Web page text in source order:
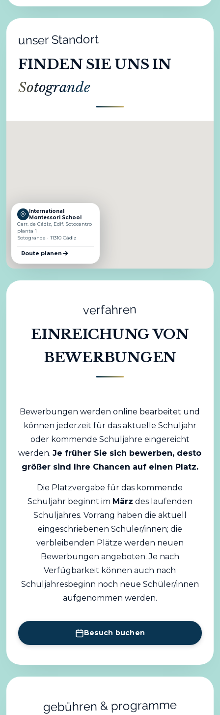
unser Standort
FINDEN SIE UNS IN
Sotogrande
International
Montessori School
Carr. de Cádiz, Edif. Sotocentro
planta 1
Sotogrande · 11310 Cádiz
Route planen
verfahren
EINREICHUNG VON
BEWERBUNGEN
Bewerbungen werden online bearbeitet und
können jederzeit für das aktuelle Schuljahr
oder kommende Schuljahre eingereicht
werden.Je früher Sie sich bewerben, desto
größer sind Ihre Chancen auf einen Platz.
Die Platzvergabe für das kommende
Schuljahr beginnt im März des laufenden
Schuljahres. Vorrang haben die aktuell
eingeschriebenen Schüler/innen; die
verbleibenden Plätze werden neuen
Bewerbungen angeboten. Je nach
Verfügbarkeit können auch nach
Schuljahresbeginn noch neue Schüler/innen
aufgenommen werden.
Besuch buchen
gebühren & programme